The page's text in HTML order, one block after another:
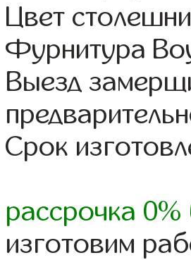
Цвет
Фурнитура
Выезд
Срок
рассрочка
изготовим